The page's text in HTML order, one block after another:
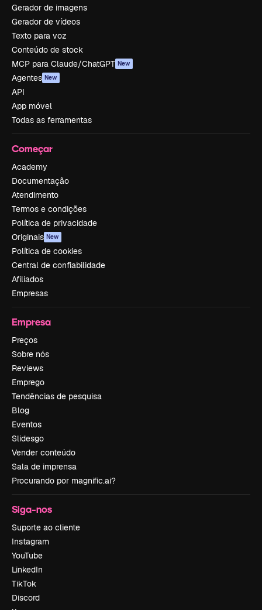
Gerador de imagens
Gerador de vídeos
Texto para voz
Conteúdo de stock
MCP para Claude/ChatGPT New
Agentes New
API
App móvel
Todas as ferramentas
Começar
Academy
Documentação
Atendimento
Termos e condições
Política de privacidade
Originais New
Política de cookies
Central de confiabilidade
Afiliados
Empresas
Empresa
Preços
Sobre nós
Reviews
Emprego
Tendências de pesquisa
Blog
Eventos
Slidesgo
Vender conteúdo
Sala de imprensa
Procurando por magnific.ai?
Siga-nos
Suporte ao cliente
Instagram
YouTube
LinkedIn
TikTok
Discord